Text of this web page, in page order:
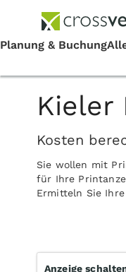
Kieler
Kosten
Sie wollen mit
für Ihre
Ermitteln Sie
Anzeige